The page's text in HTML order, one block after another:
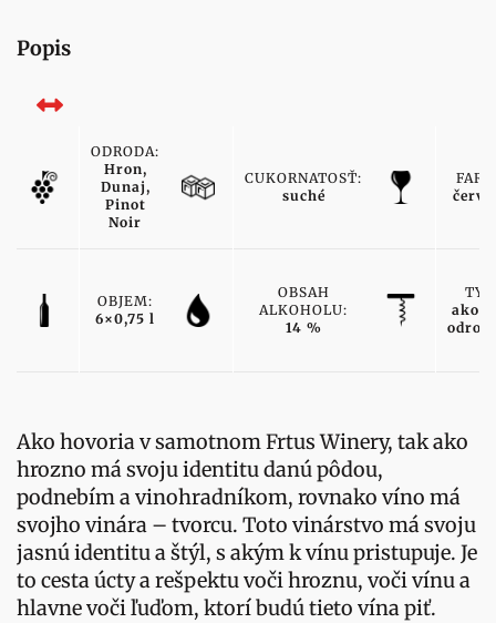
Popis
ODRODA:
Hron,
Dunaj,
Pinot
Noir
CUKORNATOSŤ:
suché
OBJEM:
6×0,75 l
OBSAH
ALKOHOLU:
14 %
Ako hovoria v samotnom Frtus Winery, tak ako
hrozno má svoju identitu danú pôdou,
podnebím a vinohradníkom, rovnako víno má
svojho vinára – tvorcu. Toto vinárstvo má svoju
jasnú identitu a štýl, s akým k vínu pristupuje. Je
to cesta úcty a rešpektu voči hroznu, voči vínu a
hlavne voči ľuďom, ktorí budú tieto vína piť.